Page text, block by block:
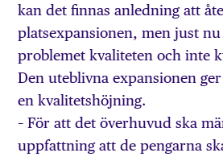
kan det finnas anledning att
platsexpansionen, men just
problemet kvaliteten och inte
Den uteblivna expansionen
en kvalitetshöjning.
– För att det överhuvud ska
uppfattning att de pengarna